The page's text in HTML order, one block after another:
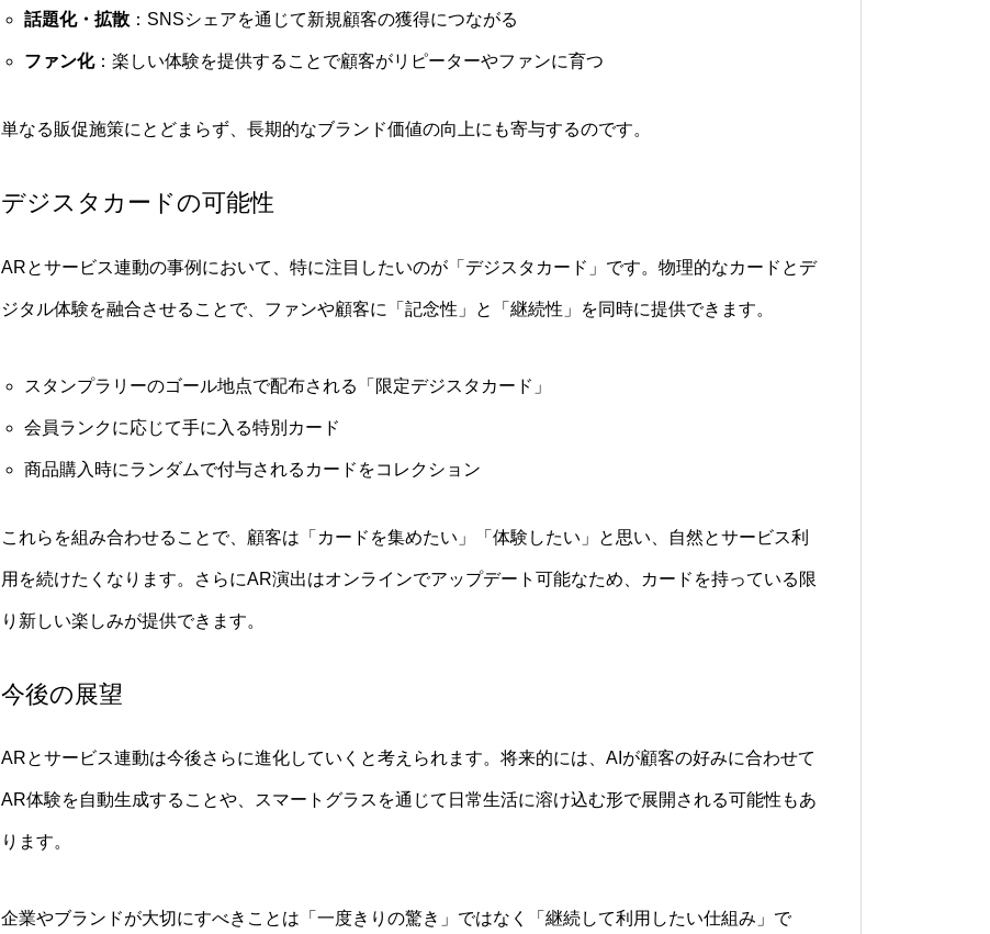
話題化・拡散：SNSシェアを通じて新規顧客の獲得につながる
ファン化：楽しい体験を提供することで顧客がリピーターやファンに育つ
単なる販促施策にとどまらず、長期的なブランド価値の向上にも寄与するのです。
デジスタカードの可能性
ARとサービス連動の事例において、特に注目したいのが「デジスタカード」です。物理的なカードとデ
ジタル体験を融合させることで、ファンや顧客に「記念性」と「継続性」を同時に提供できます。
スタンプラリーのゴール地点で配布される「限定デジスタカード」
会員ランクに応じて手に入る特別カード
商品購入時にランダムで付与されるカードをコレクション
これらを組み合わせることで、顧客は「カードを集めたい」「体験したい」と思い、自然とサービス利
用を続けたくなります。さらにAR演出はオンラインでアップデート可能なため、カードを持っている限
り新しい楽しみが提供できます。
今後の展望
ARとサービス連動は今後さらに進化していくと考えられます。将来的には、AIが顧客の好みに合わせて
AR体験を自動生成することや、スマートグラスを通じて日常生活に溶け込む形で展開される可能性もあ
ります。
企業やブランドが大切にすべきことは「一度きりの驚き」ではなく「継続して利用したい仕組み」で